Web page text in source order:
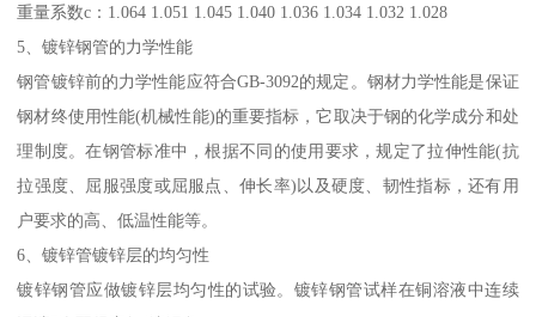
重量系数c：1.064 1.051 1.045 1.040 1.036 1.034 1.032 1.028
5、镀锌钢管的力学性能
钢管镀锌前的力学性能应符合GB-3092的规定。钢材力学性能是保证
钢材终使用性能(机械性能)的重要指标，它取决于钢的化学成分和处
理制度。在钢管标准中，根据不同的使用要求，规定了拉伸性能(抗
拉强度、屈服强度或屈服点、伸长率)以及硬度、韧性指标，还有用
户要求的高、低温性能等。
6、镀锌管镀锌层的均匀性
镀锌钢管应做镀锌层均匀性的试验。镀锌钢管试样在铜溶液中连续